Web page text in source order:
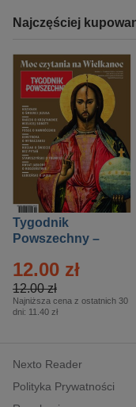
Najczęściej
Tygodnik
Powszechny –
12.00 zł
12.00 zł
Najniższa cena z ostatnich 30
dni: 11.40 zł
Nexto Reader
Polityka Prywatności